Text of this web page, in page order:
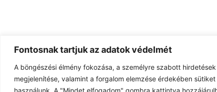
Fontosnak tartjuk az adatok védelmét
A böngészési élmény fokozása, a személyre szabott
megjelenítése, valamint a forgalom elemzése érdekében
használunk. A "Mindet elfogadom" gombra kattintva